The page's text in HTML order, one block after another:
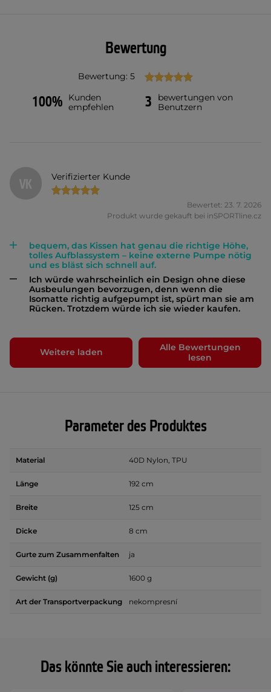
Das könnte Sie auch interessieren:
Bewertung
Bewertung: 5
100%
Kunden
empfehlen
3
bewertungen von
Benutzern
VK Verifizierter Kunde
Bewertet: 23. 7. 2026
Produkt wurde gekauft bei inSPORTline.cz
bequem, das Kissen hat genau die richtige Höhe,
tolles Aufblassystem – keine externe Pumpe nötig
und es bläst sich schnell auf.
Ich würde wahrscheinlich ein Design ohne diese
Ausbeulungen bevorzugen, denn wenn die
Isomatte richtig aufgepumpt ist, spürt man sie am
Rücken. Trotzdem würde ich sie wieder kaufen.
Weitere laden
Alle Bewertungen
lesen
Parameter des Produktes
Material 40D Nylon, TPU
Länge 192 cm
Breite 125 cm
Dicke 8 cm
Gurte zum Zusammenfalten ja
Gewicht (g) 1600 g
Art der Transportverpackung nekompresní